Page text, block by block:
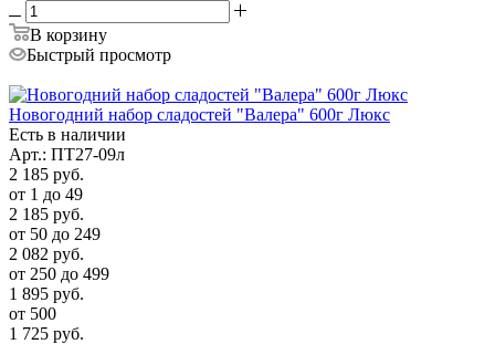
В корзину
Быстрый просмотр
Новогодний набор сладостей "Валера" 600г Люкс
Есть в наличии
Арт.: ПТ27-09л
2 185 руб.
от 1 до 49
2 185 руб.
от 50 до 249
2 082 руб.
от 250 до 499
1 895 руб.
от 500
1 725 руб.